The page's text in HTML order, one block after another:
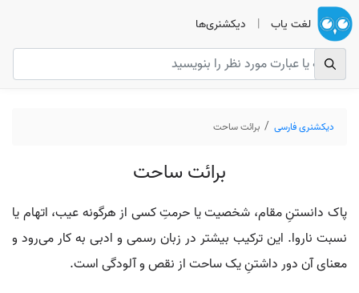
لغت یاب | دیکشنری‌ها
دیکشنری فارسی برائت ساحت
برائت ساحت
پاک دانستنِ مقام، شخصیت یا حرمتِ کسی از هرگونه عیب، اتهام یا
نسبت ناروا. این ترکیب بیشتر در زبان رسمی و ادبی به کار می‌رود و
معنای آن دور داشتنِ یک ساحت از نقص و آلودگی است.